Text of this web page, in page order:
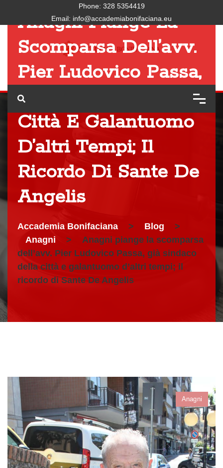
Phone: 328 5354419
Email: info@accademiabonifaciana.eu
Anagni Piange La
Scomparsa Dell’avv.
Pier Ludovico Passa,
Già Sindaco Della
Città E Galantuomo
D’altri Tempi; Il
Ricordo Di Sante De
Angelis
Accademia Bonifaciana > Blog
>
Anagni
>
Anagni piange la scomparsa
dell’avv. Pier Ludovico Passa, già sindaco
della città e galantuomo d’altri tempi; il
ricordo di Sante De Angelis
Anagni